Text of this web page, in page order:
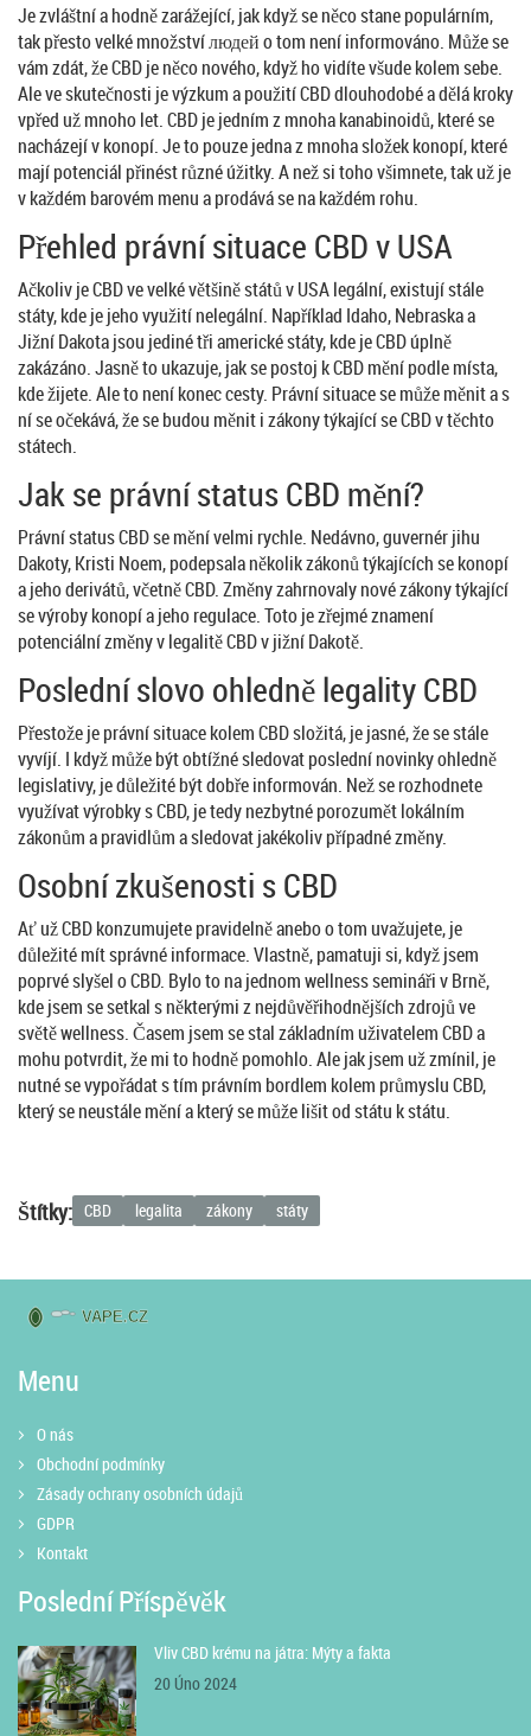
Je zvláštní a hodně zarážející, jak když se něco stane populárním,
tak přesto velké množství людей o tom není informováno. Může se
vám zdát, že CBD je něco nového, když ho vidíte všude kolem sebe.
Ale ve skutečnosti je výzkum a použití CBD dlouhodobé a dělá kroky
vpřed už mnoho let. CBD je jedním z mnoha kanabinoidů, které se
nacházejí v konopí. Je to pouze jedna z mnoha složek konopí, které
mají potenciál přinést různé úžitky. A než si toho všimnete, tak už je
v každém barovém menu a prodává se na každém rohu.
Přehled právní situace CBD v USA
Ačkoliv je CBD ve velké většině států v USA legální, existují stále
státy, kde je jeho využití nelegální. Například Idaho, Nebraska a
Jižní Dakota jsou jediné tři americké státy, kde je CBD úplně
zakázáno. Jasně to ukazuje, jak se postoj k CBD mění podle místa,
kde žijete. Ale to není konec cesty. Právní situace se může měnit a s
ní se očekává, že se budou měnit i zákony týkající se CBD v těchto
státech.
Jak se právní status CBD mění?
Právní status CBD se mění velmi rychle. Nedávno, guvernér jihu
Dakoty, Kristi Noem, podepsala několik zákonů týkajících se konopí
a jeho derivátů, včetně CBD. Změny zahrnovaly nové zákony týkající
se výroby konopí a jeho regulace. Toto je zřejmé znamení
potenciální změny v legalitě CBD v jižní Dakotě.
Poslední slovo ohledně legality CBD
Přestože je právní situace kolem CBD složitá, je jasné, že se stále
vyvíjí. I když může být obtížné sledovat poslední novinky ohledně
legislativy, je důležité být dobře informován. Než se rozhodnete
využívat výrobky s CBD, je tedy nezbytné porozumět lokálním
zákonům a pravidlům a sledovat jakékoliv případné změny.
Osobní zkušenosti s CBD
Ať už CBD konzumujete pravidelně anebo o tom uvažujete, je
důležité mít správné informace. Vlastně, pamatuji si, když jsem
poprvé slyšel o CBD. Bylo to na jednom wellness semináři v Brně,
kde jsem se setkal s některými z nejdůvěřihodnějších zdrojů ve
světě wellness. Časem jsem se stal základním uživatelem CBD a
mohu potvrdit, že mi to hodně pomohlo. Ale jak jsem už zmínil, je
nutné se vypořádat s tím právním bordlem kolem průmyslu CBD,
který se neustále mění a který se může lišit od státu k státu.
Štítky: CBD legalita zákony státy
Menu
O nás
Obchodní podmínky
Zásady ochrany osobních údajů
GDPR
Kontakt
Poslední Příspěvěk
Vliv CBD krému na játra: Mýty a fakta
20 Úno 2024